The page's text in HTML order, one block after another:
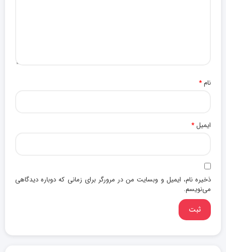
نام*
ایمیل*
ذخیره نام، ایمیل و وبسایت من در مرورگر برای زمانی که دوباره دیدگاهی
می‌نویسم.